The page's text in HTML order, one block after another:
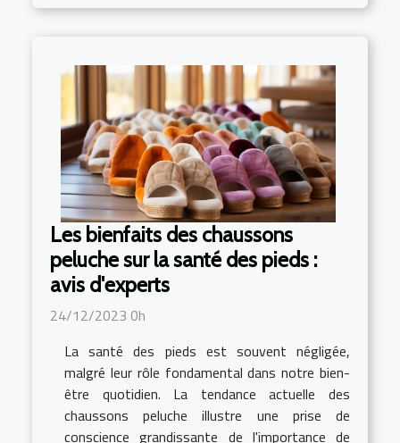
Les bienfaits des chaussons
peluche sur la santé des pieds :
avis d'experts
24/12/2023 0h
La santé des pieds est souvent négligée,
malgré leur rôle fondamental dans notre bien-
être quotidien. La tendance actuelle des
chaussons peluche illustre une prise de
conscience grandissante de l'importance de